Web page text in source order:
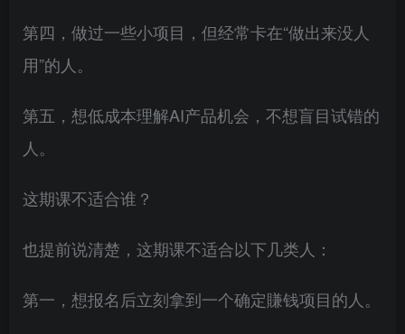
第四，做过一些小项目，但经常卡在“做出来没人
用”的人。
第五，想低成本理解AI产品机会，不想盲目试错的
人。
这期课不适合谁？
也提前说清楚，这期课不适合以下几类人：
第一，想报名后立刻拿到一个确定賺钱项目的人。